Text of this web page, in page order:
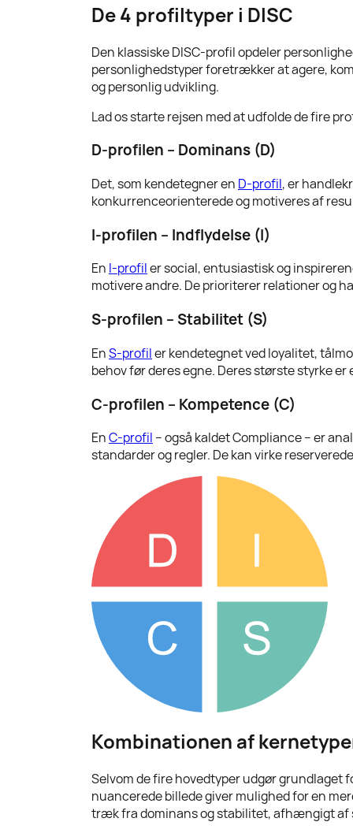
De 4 profiltyper i DISC
Den klassiske DISC-profil opdeler
personlighedstyper foretrækker at agere,
og personlig udvikling.
Lad os starte rejsen med at udfolde de fire
D-profilen – Dominans (D)
Det, som kendetegner en D-profil, er
konkurrenceorienterede og motiveres af
I-profilen – Indflydelse (I)
En I-profiler social, entusiastisk og
motivere andre. De prioriterer relationer og
S-profilen – Stabilitet (S)
EnS-profiler kendetegnet ved loyalitet,
behov før deres egne. Deres største styrke
C-profilen – Kompetence (C)
EnC-profil – også kaldet Compliance – er
standarder og regler. De kan virke
Kombinationen af
Selvom de fire hovedtyper udgør grundlaget
nuancerede billede giver mulighed for en
træk fra dominans og stabilitet, afhængigt af